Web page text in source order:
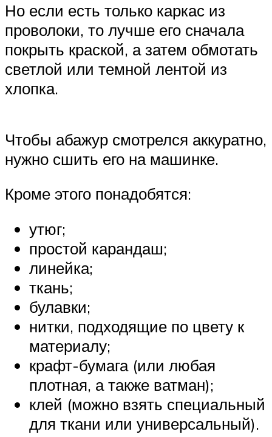
Но если есть только каркас из
проволоки, то лучше его сначала
покрыть краской, а затем обмотать
светлой или темной лентой из
хлопка.
Чтобы абажур смотрелся аккуратно,
нужно сшить его на машинке.
Кроме этого понадобятся:
утюг;
простой карандаш;
линейка;
ткань;
булавки;
нитки, подходящие по цвету к
материалу;
крафт-бумага (или любая
плотная, а также ватман);
клей (можно взять специальный
для ткани или универсальный).